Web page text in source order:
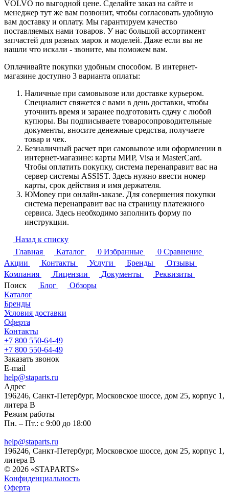
VOLVO по выгодной цене. Сделайте заказ на сайте и
менеджер тут же вам позвонит, чтобы согласовать удобную
вам доставку и оплату. Мы гарантируем качество
поставляемых нами товаров. У нас большой ассортимент
запчастей для разных марок и моделей. Даже если вы не
нашли что искали - звоните, мы поможем вам.
Оплачивайте покупки удобным способом. В интернет-
магазине доступно 3 варианта оплаты:
Наличные при самовывозе или доставке курьером.
Специалист свяжется с вами в день доставки, чтобы
уточнить время и заранее подготовить сдачу с любой
купюры. Вы подписываете товаросопроводительные
документы, вносите денежные средства, получаете
товар и чек.
Безналичный расчет при самовывозе или оформлении в
интернет-магазине: карты МИР, Visa и MasterCard.
Чтобы оплатить покупку, система перенаправит вас на
сервер системы ASSIST. Здесь нужно ввести номер
карты, срок действия и имя держателя.
ЮMoney при онлайн-заказе. Для совершения покупки
система перенаправит вас на страницу платежного
сервиса. Здесь необходимо заполнить форму по
инструкции.
Назад к списку
Главная
Каталог 0 Избранные 0 Сравнение
Акции
Контакты Услуги Бренды
Отзывы
Компания
Лицензии Документы
Реквизиты
Поиск
Блог
Обзоры
Каталог
Бренды
Условия доставки
Оферта
Контакты
+7 800 550-64-49
+7 800 550-64-49
Заказать звонок
E-mail
help@staparts.ru
Адрес
196246, Санкт-Петербург, Московское шоссе, дом 25, корпус 1,
литера В
Режим работы
Пн. – Пт.: с 9:00 до 18:00
help@staparts.ru
196246, Санкт-Петербург, Московское шоссе, дом 25, корпус 1,
литера В
© 2026 «STAPARTS»
Конфиденциальность
Оферта